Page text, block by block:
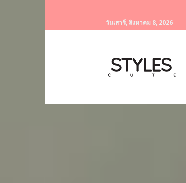
วันเสาร์, สิงหาคม 8, 2026
เรื่อง